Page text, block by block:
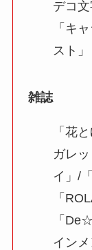
デコ
「キ
スト」
雑誌
「花
ガレ
イ」/
「
「
イン